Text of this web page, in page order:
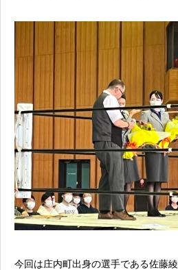
今回は庄内町出身の選手である佐藤